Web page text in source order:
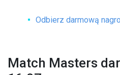
Odbierz darmową
Match Masters